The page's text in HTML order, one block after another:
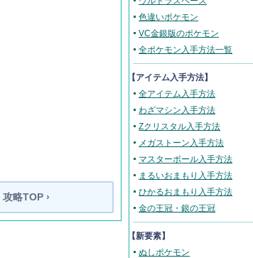
攻略TOP ›
色違いポケモン
VC金銀版のポケモン
全ポケモン入手方法一覧
【アイテム入手方法】
全アイテム入手方法
わざマシン入手方法
Zクリスタル入手方法
メガストーン入手方法
マスターボール入手方法
まるいおまもり入手方法
ひかるおまもり入手方法
金の王冠・銀の王冠
【新要素】
ぬしポケモン